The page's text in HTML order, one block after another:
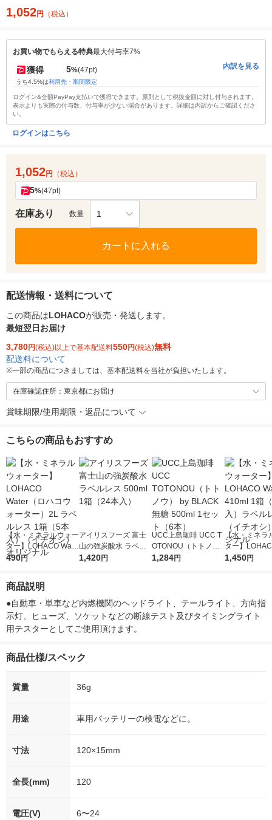
1,052円 （税込）
お買い物でもらえる特典最大付与率7%
獲得 5%(47pt)
うち4.5%は利用先・期間限定
内訳を見る
ログイン&全額PayPay支払いで獲得できます。原則として税抜金額に対し付与されます。
表示よりも実際の付与数、付与率が少ない場合があります。詳細は内訳からご確認くださ
い。
ログインはこちら
1,052円 （税込）
5%(47pt)
在庫あり 数量 1
カートに入れる
配送情報・送料について
この商品はLOHACOが販売・発送します。
最短翌日お届け
3,780円(税込)以上で基本配送料550円(税込)無料
配送料について
※一部の商品につきましては、基本配送料を当社が負担いたします。
在庫確認住所：東京都にお届け
賞味期限/使用期限・返品について
こちらの商品もおすすめ
【水・ミネラルウォー
ター】LOHACO Wate
r（ロハコウォータ
シ） オリジナル
490円
アイリスフーズ 富士
山の強炭酸水 ラベル
レス 500ml 1箱（24
1,420円
UCC上島珈琲 UCC T
OTONOU（トトノ
ウ） by BLACK無糖 5
1,284円
【水・ミネラ
ター】
r 410ml 1箱（
1,450円
商品説明
●自動車・単車など内燃機関のヘッドライト、テールライト、方向指
示灯、ヒューズ、ソケットなどの断線テスト及びタイミングライト
用テスターとしてご使用頂けます。
商品仕様/スペック
質量 36g
用途 車用バッテリーの検電などに。
寸法 120×15mm
全長(mm) 120
電圧(V) 6〜24